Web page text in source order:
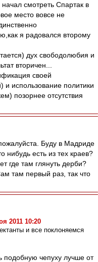
начал смотреть Спартак в
место вовсе не
я радовался второму
дух свободолюбия и
вторичен...
своей
и использование политики
позорнее отсутствия
Буду в Мадриде
нибудь есть из тех краев?
где там глянуть дерби?
там первый раз, так что
2011 10:20
и все поклоняемся
подобную чепуху лучше от